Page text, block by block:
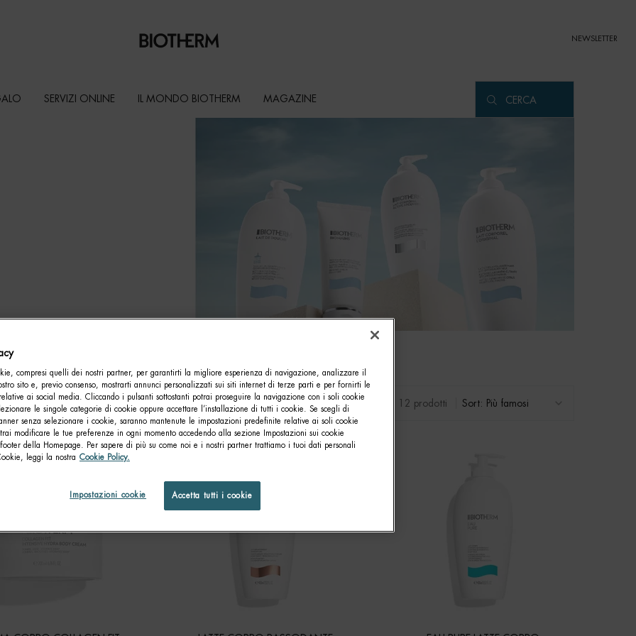
NEWSLETTER
SERVIZI ONLINE IL MONDO BIOTHERM MAGAZINE CERCA
Creme Corpo
12 prodotti Sort:
NOVITÀ
compresi quelli dei nostri partner, per garantirti la migliore esperienza di navigazione, analizzare il
sito e, previo consenso, mostrarti annunci personalizzati sui siti internet di terze parti e per fornirti le
ai social media. Cliccando i pulsanti sottostanti potrai proseguire la navigazione con i soli cookie
le singole categorie di cookie oppure accettare l’installazione di tutti i cookie. Se scegli di
senza selezionare i cookie, saranno mantenute le impostazioni predefinite relative ai soli cookie
modificare le tue preferenze in ogni momento accedendo alla sezione Impostazioni sui cookie
della Homepage. Per sapere di più su come noi e i nostri partner trattiamo i tuoi dati personali
leggi la nostra Cookie Policy.
Impostazioni cookie Accetta tutti i cookie